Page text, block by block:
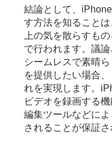
結論として、
す方法を知ること
上の気を散らすも
で行われます。議
シームレスで素晴
を提供したい場合、
れを実現します。
ビデオを録画する
編集ツールなどに
されることが保証さ